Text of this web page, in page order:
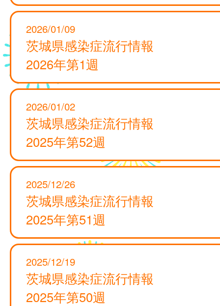
2026/01/09
茨城県感染症流行情報
2026年第1週
2026/01/02
茨城県感染症流行情報
2025年第52週
2025/12/26
茨城県感染症流行情報
2025年第51週
2025/12/19
茨城県感染症流行情報
2025年第50週